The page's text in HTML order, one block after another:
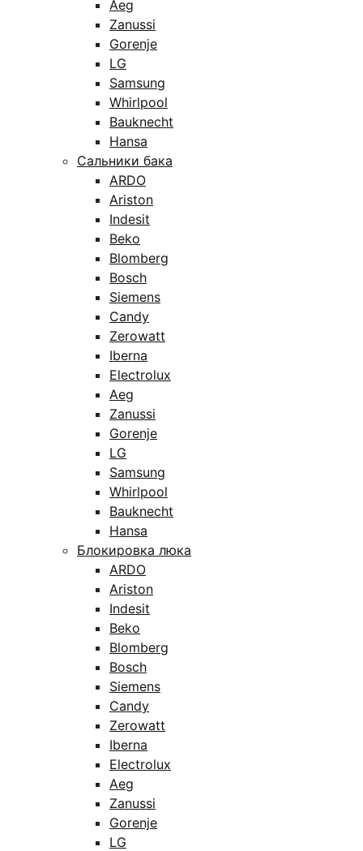
Aeg
Zanussi
Gorenje
LG
Samsung
Whirlpool
Bauknecht
Hansa
Сальники бака
ARDO
Ariston
Indesit
Beko
Blomberg
Bosch
Siemens
Candy
Zerowatt
Iberna
Electrolux
Aeg
Zanussi
Gorenje
LG
Samsung
Whirlpool
Bauknecht
Hansa
Блокировка люка
ARDO
Ariston
Indesit
Beko
Blomberg
Bosch
Siemens
Candy
Zerowatt
Iberna
Electrolux
Aeg
Zanussi
Gorenje
LG